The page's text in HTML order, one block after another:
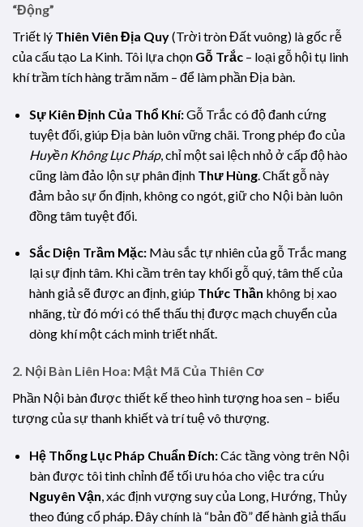
“Động”
Triết lý Thiên Viên Địa Quy(Trời tròn Đất vuông) là gốc rễ
của cấu tạo La Kinh. Tôi lựa chọn Gỗ Trắc – loại gỗ hội tụ linh
khí trầm tích hàng trăm năm – để làm phần Địa bàn.
Sự Kiên Định Của Thổ Khí:Gỗ Trắc có độ đanh cứng
tuyệt đối, giúp Địa bàn luôn vững chãi. Trong phép đo của
Huyền Không Lục Pháp, chỉ một sai lệch nhỏ ở cấp độ hào
cũng làm đảo lộn sự phân định Thư Hùng. Chất gỗ này
đảm bảo sự ổn định, không co ngót, giữ cho Nội bàn luôn
đồng tâm tuyệt đối.
Sắc Diện Trầm Mặc:Màu sắc tự nhiên của gỗ Trắc mang
lại sự định tâm. Khi cầm trên tay khối gỗ quý, tâm thế của
hành giả sẽ được an định, giúp Thức Thần không bị xao
nhãng, từ đó mới có thể thấu thị được mạch chuyển của
dòng khí một cách minh triết nhất.
2. Nội Bàn Liên Hoa: Mật Mã Của Thiên Cơ
Phần Nội bàn được thiết kế theo hình tượng hoa sen – biểu
tượng của sự thanh khiết và trí tuệ vô thượng.
Hệ Thống Lục Pháp Chuẩn Đích:Các tầng vòng trên Nội
bàn được tôi tinh chỉnh để tối ưu hóa cho việc tra cứu
Nguyên Vận, xác định vượng suy của Long, Hướng, Thủy
theo đúng cổ pháp. Đây chính là “bản đồ” để hành giả thấu